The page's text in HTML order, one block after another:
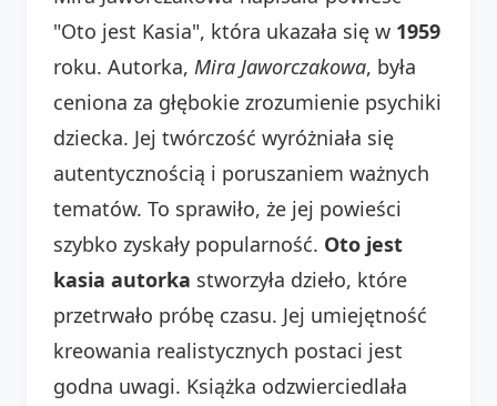
"Oto jest Kasia", która ukazała się w 1959
roku. Autorka, Mira Jaworczakowa, była
ceniona za głębokie zrozumienie psychiki
dziecka. Jej twórczość wyróżniała się
autentycznością i poruszaniem ważnych
tematów. To sprawiło, że jej powieści
szybko zyskały popularność. Oto jest
kasia autorka stworzyła dzieło, które
przetrwało próbę czasu. Jej umiejętność
kreowania realistycznych postaci jest
godna uwagi. Książka odzwierciedlała